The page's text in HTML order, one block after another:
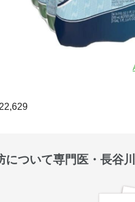
22,629
について専門医・長谷